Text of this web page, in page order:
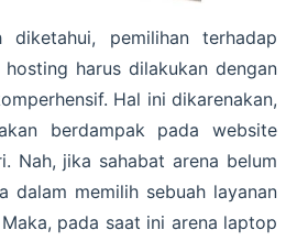
pemilihan terhadap
harus dilakukan dengan
Hal ini dikarenakan,
berdampak pada website
Nah, jika sahabat arena belum
dalam memilih sebuah layanan
pada saat ini arena laptop